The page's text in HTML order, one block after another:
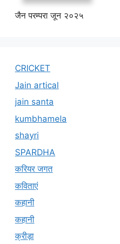
जैन परम्परा जून २०२५
CRICKET
Jain artical
jain santa
kumbhamela
shayri
SPARDHA
करियर जगत
कविताएं
कहानी
कहानी
क्रीड़ा